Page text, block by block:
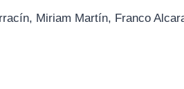
Miriam Martín, Franco